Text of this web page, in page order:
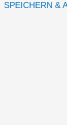
SPEICHERN &